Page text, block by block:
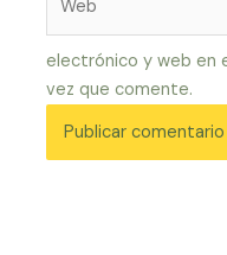
electrónico y web en
vez que comente.